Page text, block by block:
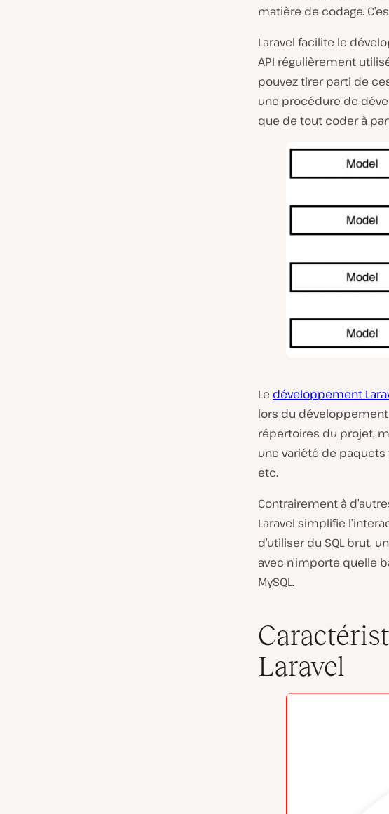
matière de codage.
Laravel facilite le
API régulièrement
pouvez tirer parti de
une procédure de
que de tout coder à
Le développement
lors du
répertoires du projet,
une variété de paquets
etc.
Contrairement à
Laravel simplifie
d’utiliser du SQL brut,
avec n’importe quelle
MySQL.
Laravel